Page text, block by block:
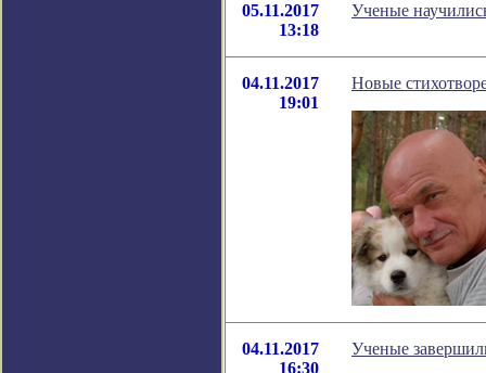
05.11.2017
13:18
Ученые
04.11.2017
19:01
Новые
04.11.2017
16:30
Ученые